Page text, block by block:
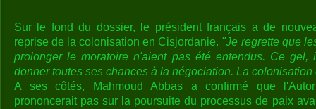
Sur le fond du dossier, le président français a de
reprise de la colonisation en Cisjordanie. "Je regrette que
prolonger le moratoire n'aient pas été entendus. Ce
donner toutes ses chances à la négociation. La colonisation
A ses côtés, Mahmoud Abbas a confirmé que
prononcerait pas sur la poursuite du processus de paix